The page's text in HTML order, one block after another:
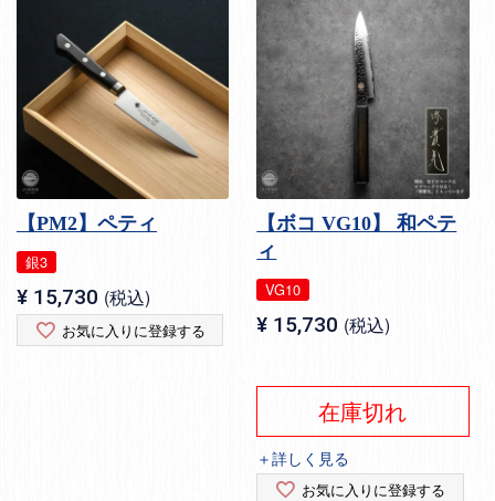
【PM2】ペティ
銀3
¥ 15,730 税込
お気に入りに登録する
【ボコ VG10】 和ペテ
ィ
VG10
¥ 15,730 税込
在庫切れ
＋詳しく見る
お気に入りに登録する